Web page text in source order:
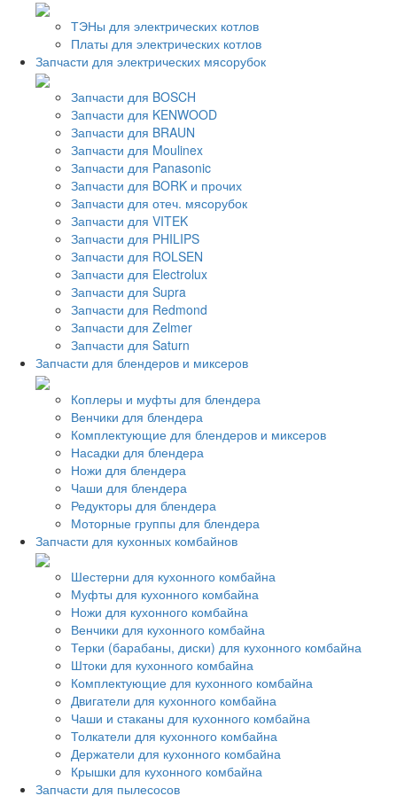
ТЭНы для электрических котлов
Платы для электрических котлов
Запчасти для электрических мясорубок
Запчасти для BOSCH
Запчасти для KENWOOD
Запчасти для BRAUN
Запчасти для Moulinex
Запчасти для Panasonic
Запчасти для BORK и прочих
Запчасти для отеч. мясорубок
Запчасти для VITEK
Запчасти для PHILIPS
Запчасти для ROLSEN
Запчасти для Electrolux
Запчасти для Supra
Запчасти для Redmond
Запчасти для Zelmer
Запчасти для Saturn
Запчасти для блендеров и миксеров
Коплеры и муфты для блендера
Венчики для блендера
Комплектующие для блендеров и миксеров
Насадки для блендера
Ножи для блендера
Чаши для блендера
Редукторы для блендера
Моторные группы для блендера
Запчасти для кухонных комбайнов
Шестерни для кухонного комбайна
Муфты для кухонного комбайна
Ножи для кухонного комбайна
Венчики для кухонного комбайна
Терки (барабаны, диски) для кухонного комбайна
Штоки для кухонного комбайна
Комплектующие для кухонного комбайна
Двигатели для кухонного комбайна
Чаши и стаканы для кухонного комбайна
Толкатели для кухонного комбайна
Держатели для кухонного комбайна
Крышки для кухонного комбайна
Запчасти для пылесосов